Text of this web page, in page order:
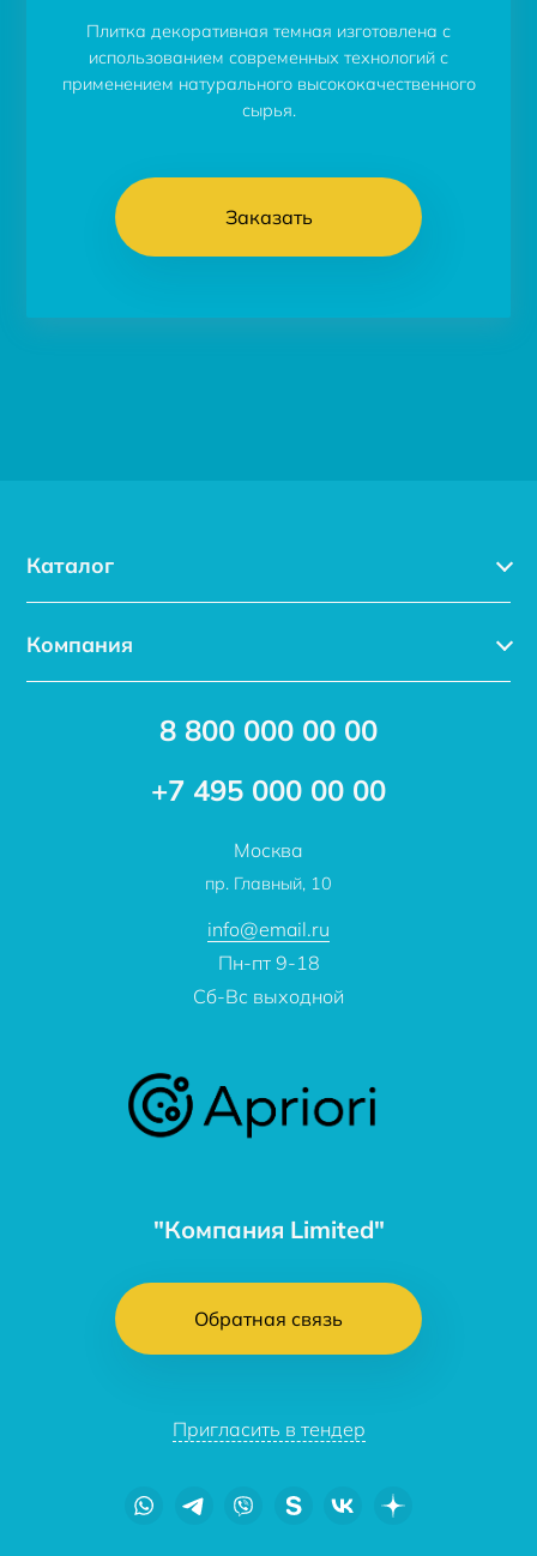
Плитка декоративная темная изготовлена с
использованием современных технологий с
применением натурального высококачественного
сырья.
Заказать
"Компания Limited"
Обратная связь
Пригласить в тендер
Каталог
Услуги
Компания
8 800 000 00 00
+7 495 000 00 00
Москва
пр. Главный, 10
info@email.ru
Пн-пт 9-18
Сб-Вс выходной